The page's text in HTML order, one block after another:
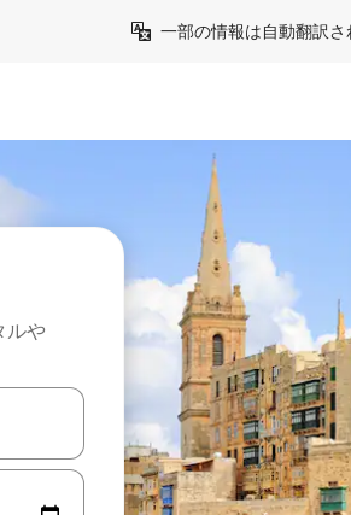
一部の情報は自動翻訳さ
ルや
って移動するか、画面をタッチまたはス